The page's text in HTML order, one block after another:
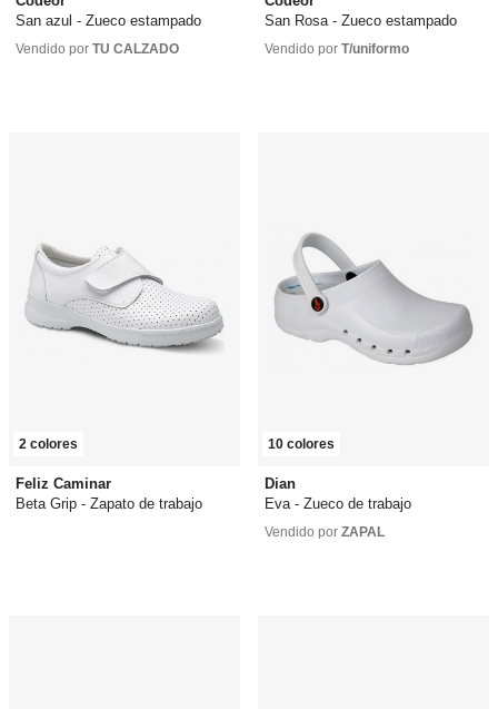
San azul - Zueco estampado
42,00 €
desde 58,00 €
Vendido porTU CALZADO
San Rosa - Zueco estampado
42,00 €
desde 39,00 €
Vendido por T/uniformo
2 colores
Feliz Caminar
Beta Grip - Zapato de trabajo
10 colores
Dian
Eva - Zueco de trabajo
20,25 €
Vendido por ZAPAL